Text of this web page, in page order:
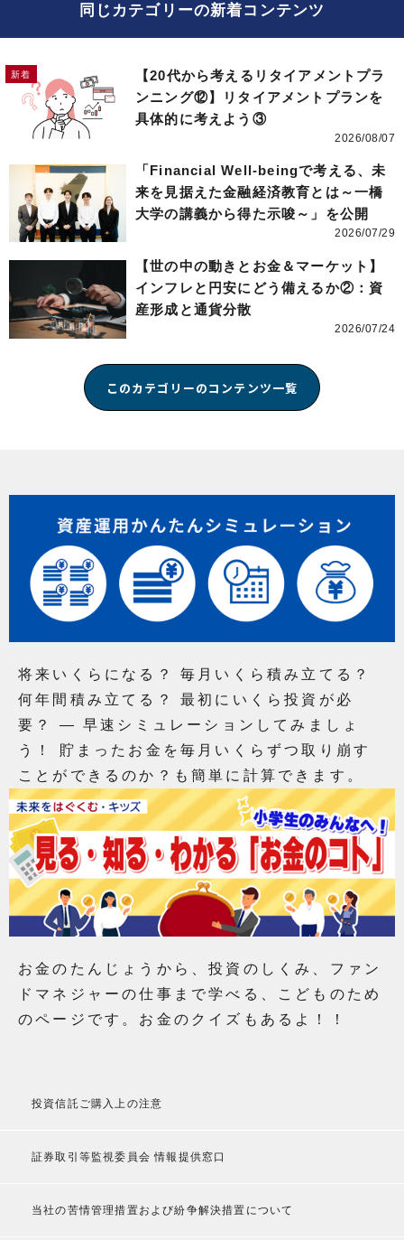
同じカテゴリーの新着コンテンツ
【20代から考えるリタイアメントプラ
ンニング⑫】リタイアメントプランを
具体的に考えよう③
2026/08/07
「Financial Well-beingで考える、未
来を見据えた金融経済教育とは～一橋
大学の講義から得た示唆～」を公開
2026/07/29
【世の中の動きとお金＆マーケット】
インフレと円安にどう備えるか②：資
産形成と通貨分散
2026/07/24
このカテゴリーのコンテンツ一覧
将来いくらになる？ 毎月いくら積み立てる？
何年間積み立てる？ 最初にいくら投資が必
要？ ― 早速シミュレーションしてみましょ
う！ 貯まったお金を毎月いくらずつ取り崩す
ことができるのか？も簡単に計算できます。
お金のたんじょうから、投資のしくみ、ファン
ドマネジャーの仕事まで学べる、こどものため
のページです。お金のクイズもあるよ！！
投資信託ご購入上の注意
証券取引等監視委員会 情報提供窓口
当社の苦情管理措置および紛争解決措置について